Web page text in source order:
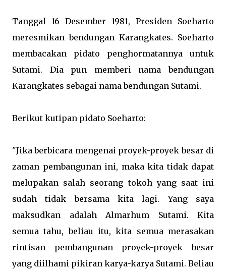
Tanggal 16 Desember 1981, Presiden Soeharto
meresmikan bendungan Karangkates. Soeharto
membacakan pidato penghormatannya untuk
Sutami. Dia pun memberi nama bendungan
Karangkates sebagai nama bendungan Sutami.
Berikut kutipan pidato Soeharto:
"Jika berbicara mengenai proyek-proyek besar di
zaman pembangunan ini, maka kita tidak dapat
melupakan salah seorang tokoh yang saat ini
sudah tidak bersama kita lagi. Yang saya
maksudkan adalah Almarhum Sutami. Kita
semua tahu, beliau itu, kita semua merasakan
rintisan pembangunan proyek-proyek besar
yang diilhami pikiran karya-karya Sutami. Beliau